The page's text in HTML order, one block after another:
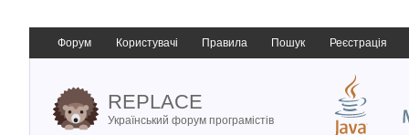
Форум Користувачі Правила Пошук Реєстрація
REPLACE
Український форум програмістів